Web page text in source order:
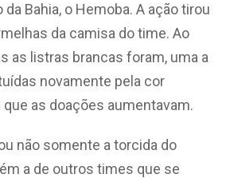
Bahia, o Hemoba. A ação tirou
da camisa do time. Ao
as listras brancas foram, uma a
novamente pela cor
as doações aumentavam.
não somente a torcida do
a de outros times que se